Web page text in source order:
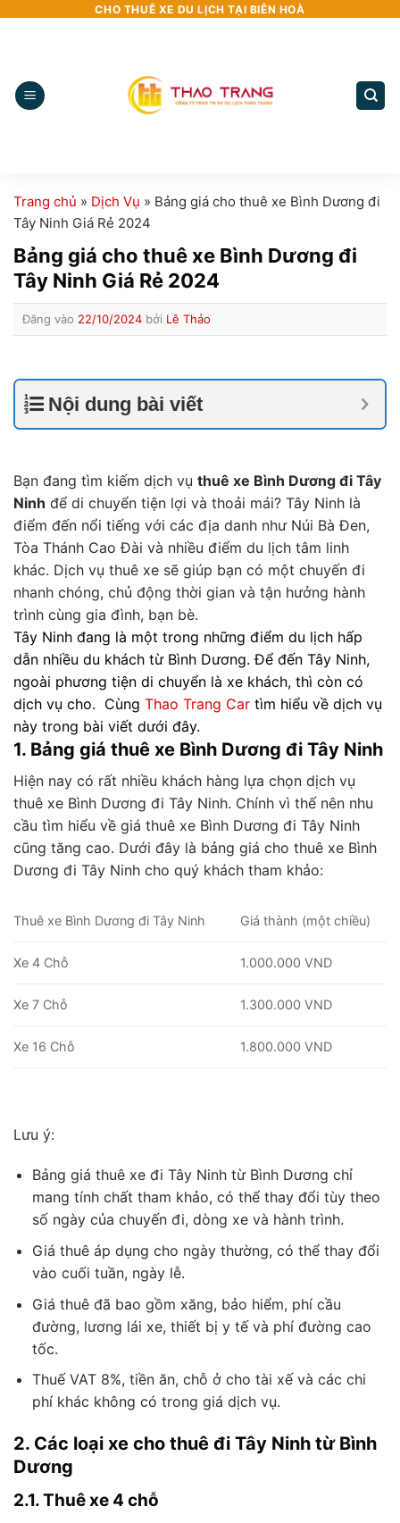
dung
CHO THUÊ XE DU LỊCH TẠI BIÊN HOÀ
Trang chủ » Dịch Vụ » Bảng giá cho thuê xe Bình Dương đi
Tây Ninh Giá Rẻ 2024
Bảng giá cho thuê xe Bình Dương đi
Tây Ninh Giá Rẻ 2024
Đăng vào 22/10/2024 bởi Lê Thảo
Nội dung bài viết
Bạn đang tìm kiếm dịch vụ thuê xe Bình Dương đi Tây
Ninh để di chuyển tiện lợi và thoải mái? Tây Ninh là
điểm đến nổi tiếng với các địa danh như Núi Bà Đen,
Tòa Thánh Cao Đài và nhiều điểm du lịch tâm linh
khác. Dịch vụ thuê xe sẽ giúp bạn có một chuyến đi
nhanh chóng, chủ động thời gian và tận hưởng hành
trình cùng gia đình, bạn bè.
Tây Ninh đang là một trong những điểm du lịch hấp
dẫn nhiều du khách từ Bình Dương. Để đến Tây Ninh,
ngoài phương tiện di chuyển là xe khách, thì còn có
dịch vụ cho. Cùng Thao Trang Car tìm hiểu về dịch vụ
này trong bài viết dưới đây.
1. Bảng giá thuê xe Bình Dương đi Tây Ninh
Hiện nay có rất nhiều khách hàng lựa chọn dịch vụ
thuê xe Bình Dương đi Tây Ninh. Chính vì thế nên nhu
cầu tìm hiểu về giá thuê xe Bình Dương đi Tây Ninh
cũng tăng cao. Dưới đây là bảng giá cho thuê xe Bình
Dương đi Tây Ninh cho quý khách tham khảo:
Thuê xe Bình Dương đi Tây Ninh Giá thành (một chiều)
Xe 4 Chỗ 1.000.000 VND
Xe 7 Chỗ 1.300.000 VND
Xe 16 Chỗ 1.800.000 VND
Lưu ý:
Bảng giá thuê xe đi Tây Ninh từ Bình Dương chỉ
mang tính chất tham khảo, có thể thay đổi tùy theo
số ngày của chuyến đi, dòng xe và hành trình.
Giá thuê áp dụng cho ngày thường, có thể thay đổi
vào cuối tuần, ngày lễ.
Giá thuê đã bao gồm xăng, bảo hiểm, phí cầu
đường, lương lái xe, thiết bị y tế và phí đường cao
tốc.
Thuế VAT 8%, tiền ăn, chỗ ở cho tài xế và các chi
phí khác không có trong giá dịch vụ.
2. Các loại xe cho thuê đi Tây Ninh từ Bình
Dương
2.1. Thuê xe 4 chỗ